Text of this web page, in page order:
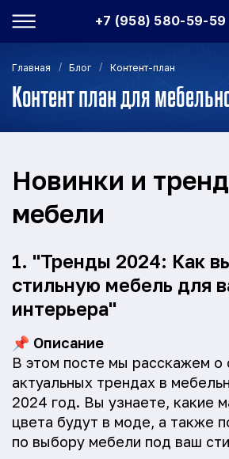
+7 (958) 580-59-59
Главная / Блог / Контент-план
Контент план для
Новинки и
мебели
1. "Тренды 2024: Как
стильную мебель для
интерьера"
📌 Описание
В этом посте мы расскажем о
актуальных трендах в
2024 год. Вы узнаете, какие
цвета будут в моде, а также
по выбору мебели под ваш